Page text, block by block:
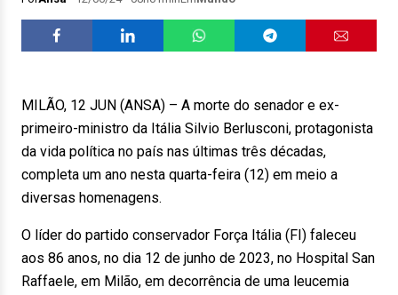
MILÃO, 12 JUN (ANSA) – A morte do senador e ex-
primeiro-ministro da Itália Silvio Berlusconi, protagonista
da vida política no país nas últimas três décadas,
completa um ano nesta quarta-feira (12) em meio a
diversas homenagens.
O líder do partido conservador Força Itália (FI) faleceu
aos 86 anos, no dia 12 de junho de 2023, no Hospital San
Raffaele, em Milão, em decorrência de uma leucemia